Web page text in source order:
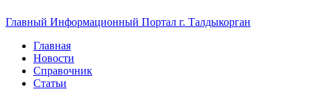
Главный Информационный Портал г. Талдыкорган
Главная
Новости
Справочник
Статьи